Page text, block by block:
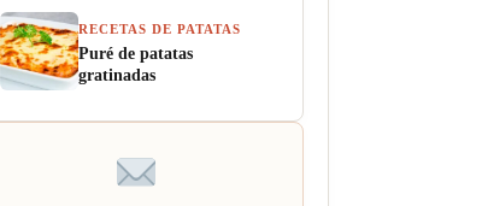
RECETAS DE PATATAS
Puré de patatas
gratinadas